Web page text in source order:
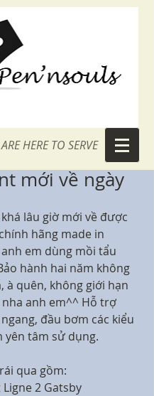
HERE TO SERVE
mới về ngày
lâu giờ mới về được
hãng made in
em dùng mồi tẩu
hành hai năm không
à quên, không giới hạn
anh em^^ Hỗ trợ
đầu bơm các kiểu
yên tâm sử dụng.
qua gồm:
Ligne 2 Gatsby